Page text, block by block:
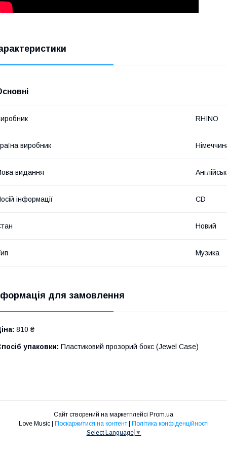
RHINO
виробник
видання
інформації CD
Новий
Музика
для замовлення
810 ₴
упаковки: Пластиковий прозорий бокс (Jewel Case)
Сайт створений на маркетплейсі Prom.ua
Love Music | Поскаржитися на контент | Політика конфіденційності
Select Language ▼